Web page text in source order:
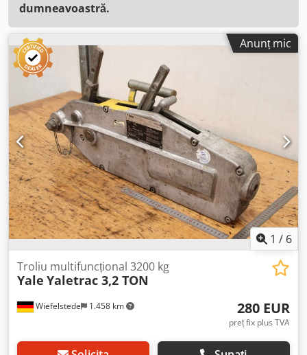
dumneavoastră.
Anunț mic
1 / 6
Wiefelstede 1.458 km
Troliu multifuncțional 3200 kg
Yale Yaletrac 3,2 TON
280 EUR
preț fix plus TVA